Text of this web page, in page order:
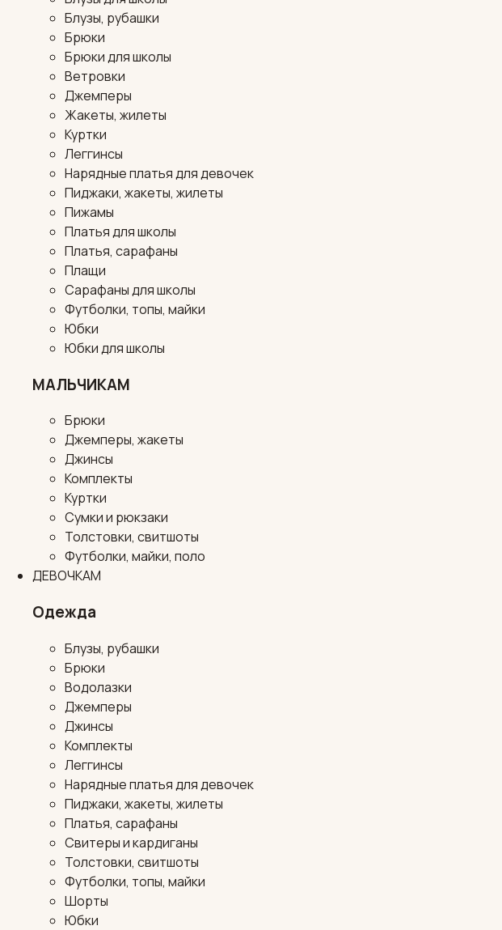
Блузы, рубашки
Брюки
Брюки для школы
Ветровки
Джемперы
Жакеты, жилеты
Куртки
Леггинсы
Нарядные платья для девочек
Пиджаки, жакеты, жилеты
Пижамы
Платья для школы
Платья, сарафаны
Плащи
Сарафаны для школы
Футболки, топы, майки
Юбки
Юбки для школы
МАЛЬЧИКАМ
Брюки
Джемперы, жакеты
Джинсы
Комплекты
Куртки
Сумки и рюкзаки
Толстовки, свитшоты
Футболки, майки, поло
ДЕВОЧКАМ
Одежда
Блузы, рубашки
Брюки
Водолазки
Джемперы
Джинсы
Комплекты
Леггинсы
Нарядные платья для девочек
Пиджаки, жакеты, жилеты
Платья, сарафаны
Свитеры и кардиганы
Толстовки, свитшоты
Футболки, топы, майки
Шорты
Юбки